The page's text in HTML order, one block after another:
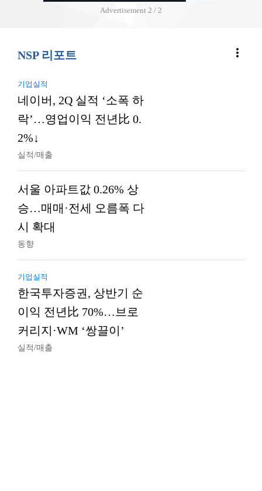
Advertisement 2 / 2
NSP 리포트 more_vert
기업실적
네이버, 2Q 실적 ‘소폭 하
락’…영업이익 전년比 0.
2%↓
실적/매출
서울 아파트값 0.26% 상
승…매매·전세 오름폭 다
시 확대
동향
기업실적
한국투자증권, 상반기 순
이익 전년比 70%…브로
커리지·WM ‘쌍끌이’
실적/매출